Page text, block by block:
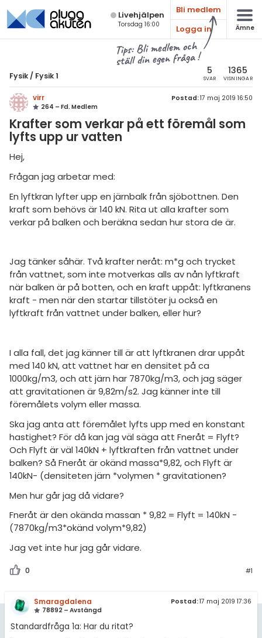
Live­hjälpen
Torsdag 16:00
Bli medlem
Logga in
Ämne
Tips: Bli medlem och
ställ din egen fråga !
Fysik / Fysik 1 5
SVAR
1365
VISNINGAR
virr
264 – Fd. Medlem
Postad:17 maj 2019 16:50
Krafter som verkar på ett föremål som
lyfts upp ur vatten
Hej,
Frågan jag arbetar med:
En lyftkran lyfter upp en järnbalk från sjöbottnen. Den
kraft som behövs är 140 kN. Rita ut alla krafter som
verkar på balken och beräkna sedan hur stora de är.
Jag tänker såhär. Två krafter neråt: m*g och trycket
från vattnet, som inte motverkas alls av nån lyftkraft
när balken är på botten, och en kraft uppåt: lyftkranens
kraft - men när den startar tillstöter ju också en
lyftkraft från vattnet under balken, eller hur?
I alla fall, det jag känner till är att lyftkranen drar uppåt
med 140 kN, att vattnet har en densitet på ca
1000kg/m3, och att järn har 7870kg/m3, och jag säger
att gravitationen är 9,82m/s2. Jag känner inte till
föremålets volym eller massa.
Ska jag anta att föremålet lyfts upp med en konstant
hastighet? För då kan jag väl säga att Fneråt = Flyft?
Och Flyft är väl 140kN + lyftkraften från vattnet under
balken? Så Fneråt är okänd massa*9,82, och Flyft är
140kN- (densiteten järn *volymen * gravitationen?
Men hur går jag då vidare?
Fneråt är den okända massan * 9,82 = Flyft = 140kN -
(7870kg/m3*okänd volym*9,82)
Jag vet inte hur jag går vidare.
0 #1
Smaragdalena
78892 – Avstängd
Postad:17 maj 2019 17:36
Standardfråga 1a: Har du ritat?
Alla ämnen
Fysik
Alla trådar
MaFy (fysikdelen)
Allmänna diskussioner
Topplistor
Regler
11 inloggade
Om Pluggakuten
Cookie-inställningar
& Bygg
ämnen